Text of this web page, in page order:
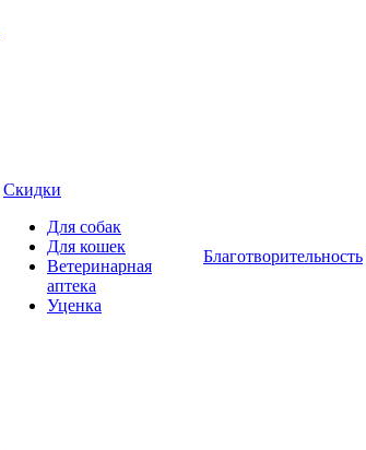
Скидки
Для собак
Для кошек
Ветеринарная
аптека
Уценка
Благотворительность